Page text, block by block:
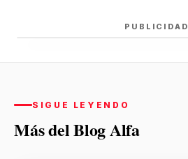
PUBLICIDAD
SIGUE LEYENDO
Más del Blog Alfa